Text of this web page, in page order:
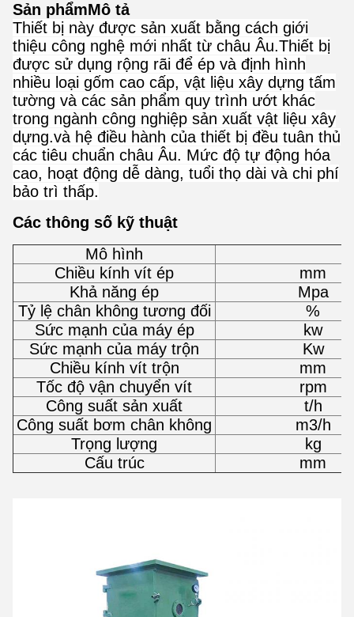
Sản phẩmMô tả
Thiết bị này được sản xuất bằng cách giới
thiệu công nghệ mới nhất từ châu Âu.Thiết bị
được sử dụng rộng rãi để ép và định hình
nhiều loại gốm cao cấp, vật liệu xây dựng tấm
tường và các sản phẩm quy trình ướt khác
trong ngành công nghiệp sản xuất vật liệu xây
dựng.và hệ điều hành của thiết bị đều tuân thủ
các tiêu chuẩn châu Âu. Mức độ tự động hóa
cao, hoạt động dễ dàng, tuổi thọ dài và chi phí
bảo trì thấp.
Các thông số kỹ thuật
Mô hình
Chiều kính vít ép
mm
Khả năng ép
Mpa
Tỷ lệ chân không tương đối
%
Sức mạnh của máy ép
kw
Sức mạnh của máy trộn
Kw
Chiều kính vít trộn
mm
Tốc độ vận chuyển vít
rpm
Công suất sản xuất
t/h
Công suất bơm chân không
m3/h
Trọng lượng
kg
Cấu trúc
mm